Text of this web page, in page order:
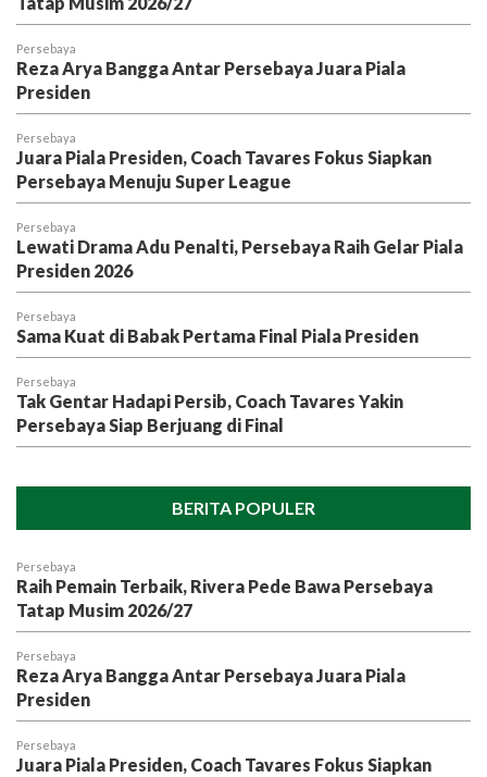
Persebaya
Reza Arya Bangga Antar Persebaya Juara Piala
Presiden
Persebaya
Juara Piala Presiden, Coach Tavares Fokus Siapkan
Persebaya Menuju Super League
Persebaya
Lewati Drama Adu Penalti, Persebaya Raih Gelar Piala
Presiden 2026
Persebaya
Sama Kuat di Babak Pertama Final Piala Presiden
Persebaya
Tak Gentar Hadapi Persib, Coach Tavares Yakin
Persebaya Siap Berjuang di Final
BERITA POPULER
Persebaya
Raih Pemain Terbaik, Rivera Pede Bawa Persebaya
Tatap Musim 2026/27
Persebaya
Reza Arya Bangga Antar Persebaya Juara Piala
Presiden
Persebaya
Juara Piala Presiden, Coach Tavares Fokus Siapkan